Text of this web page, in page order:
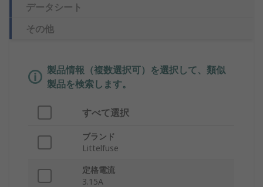
データシート
その他
製品情報（複数選択可）を選択して、類似
製品を検索します。
すべて選択
ブランド
Littelfuse
定格電流
3.15A